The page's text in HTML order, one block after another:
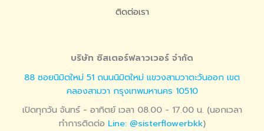
ติดต่อเรา
บริษัท ซิสเตอร์ฟลาวเวอร์ จำกัด
88 ซอยนิมิตใหม่ 51 ถนนนิมิตใหม่ แขวงสามวาตะวันออก เขต
คลองสามวา กรุงเทพมหานคร 10510
เปิดทุกวัน จันทร์ - อาทิตย์ เวลา 08.00 - 17.00 น. (นอกเวลา
ทำการติดต่อ Line: @sisterflowerbkk)